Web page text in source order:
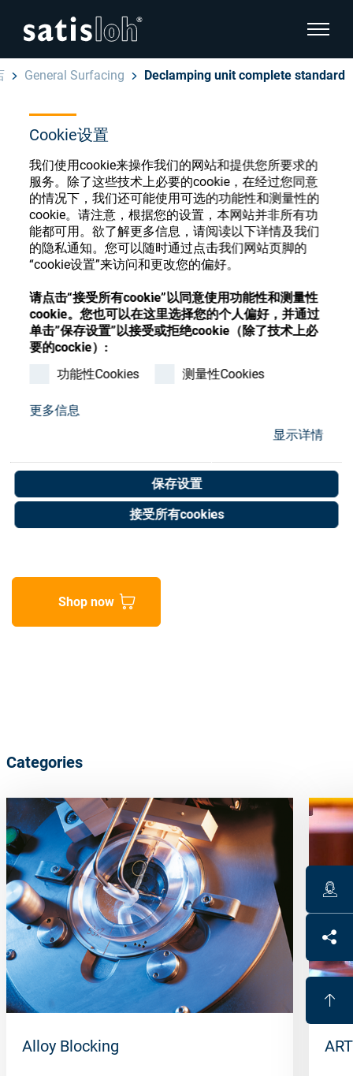
Cookie设置
我们使用cookie来操作我们的网站和提供您所要求的
服务。除了这些技术上必要的cookie，在经过您同意
的情况下，我们还可能使用可选的功能性和测量性的
cookie。请注意，根据您的设置，本网站并非所有功
能都可用。欲了解更多信息，请阅读以下详情及我们
的隐私通知。您可以随时通过点击我们网站页脚的
“cookie设置”来访问和更改您的偏好。
请点击“接受所有cookie”以同意使用功能性和测量性
cookie。您也可以在这里选择您的个人偏好，并通过
单击”保存设置”以接受或拒绝cookie（除了技术上必
要的cockie）:
功能性Cookies
测量性Cookies
更多信息
显示详情
保存设置
接受所有cookies
显示页
汉语
眼镜光学
精密光学
我们是谁
加入我们
隐藏页面导航
English
Deutsch
Español
Français
General Surfacing Declamping unit complete standard
眼镜光学耗材商店
注册或登录以访问您的帐户，并了解我们的各
种眼镜光学耗材
注册 登录
complete standard
Art. No. 02052805
Unit of measure : Piece
Shop now
Categories
Alloy Blocking